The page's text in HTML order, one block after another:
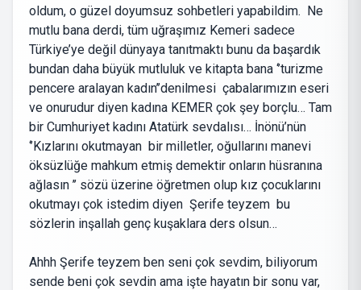
oldum, o güzel doyumsuz sohbetleri yapabildim. Ne
mutlu bana derdi, tüm uğraşımız Kemeri sadece
Türkiye’ye değil dünyaya tanıtmaktı bunu da başardık
bundan daha büyük mutluluk ve kitapta bana ‘’turizme
pencere aralayan kadın’’denilmesi çabalarımızın eseri
ve onurudur diyen kadına KEMER çok şey borçlu… Tam
bir Cumhuriyet kadını Atatürk sevdalısı… İnönü’nün
‘’Kızlarını okutmayan bir milletler, oğullarını manevi
öksüzlüğe mahkum etmiş demektir onların hüsranına
ağlasın ’’ sözü üzerine öğretmen olup kız çocuklarını
okutmayı çok istedim diyen Şerife teyzem bu
sözlerin inşallah genç kuşaklara ders olsun…
Ahhh Şerife teyzem ben seni çok sevdim, biliyorum
sende beni çok sevdin ama işte hayatın bir sonu var,